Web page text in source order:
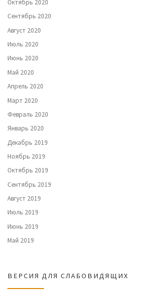
Октябрь 2020
Сентябрь 2020
Август 2020
Июль 2020
Июнь 2020
Май 2020
Апрель 2020
Март 2020
Февраль 2020
Январь 2020
Декабрь 2019
Ноябрь 2019
Октябрь 2019
Сентябрь 2019
Август 2019
Июль 2019
Июнь 2019
Май 2019
ВЕРСИЯ ДЛЯ СЛАБОВИДЯЩИХ